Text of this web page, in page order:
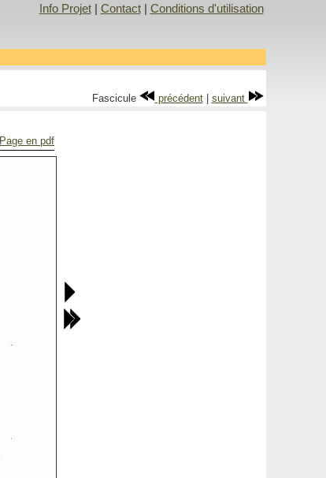
Info Projet| Contact| Conditions d'utilisation
Fascicule précédent| suivant
Page en pdf